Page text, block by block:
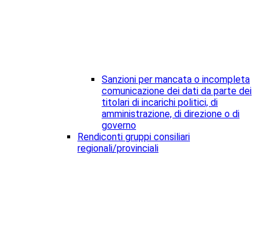
Sanzioni per mancata o incompleta
comunicazione dei dati da parte dei
titolari di incarichi politici, di
amministrazione, di direzione o di
governo
Rendiconti gruppi consiliari
regionali/provinciali